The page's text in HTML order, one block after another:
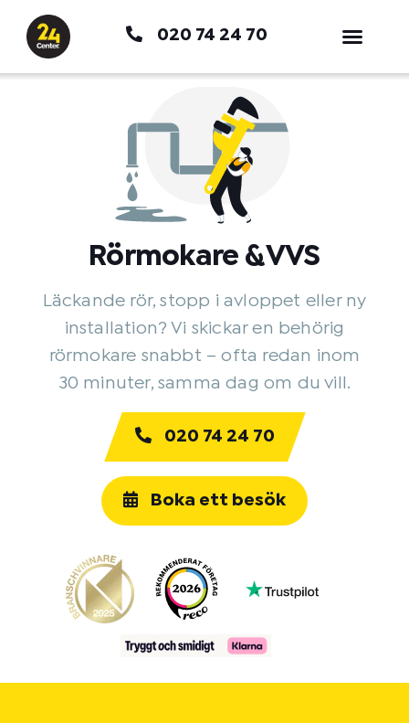
innehåll
020 74 24 70
Rörmokare & VVS
Läckande rör, stopp i avloppet eller ny
installation? Vi skickar en behörig
rörmokare snabbt – ofta redan inom
30 minuter, samma dag om du vill.
020 74 24 70
Boka ett besök